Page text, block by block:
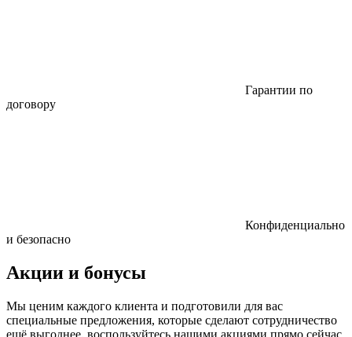
Гарантии по
договору
Конфиденциально
и безопасно
Акции и бонусы
Мы ценим каждого клиента и подготовили для вас
специальные предложения, которые сделают сотрудничество
ещё выгоднее. воспользуйтесь нашими акциями прямо сейчас